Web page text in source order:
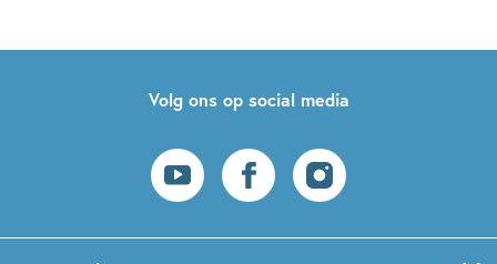
Volg ons op social media